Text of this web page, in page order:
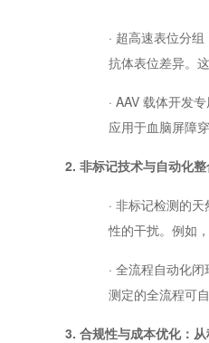
· 超高速表位分
抗体表位差异。
· AAV 载体开发
应用于血脑屏障
2. 非标记技术与自动化
· 非标记检测的
性的干扰。例如
· 全流程自动化
测定的全流程可
3. 合规性与成本优化：